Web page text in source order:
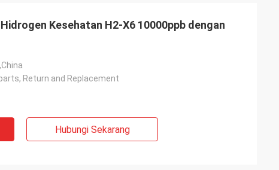
Kesehatan H2-X6 10000ppb dengan
Return and Replacement
Hubungi Sekarang